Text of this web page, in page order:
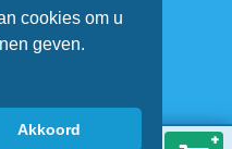
cookies om u
geven.
Akkoord